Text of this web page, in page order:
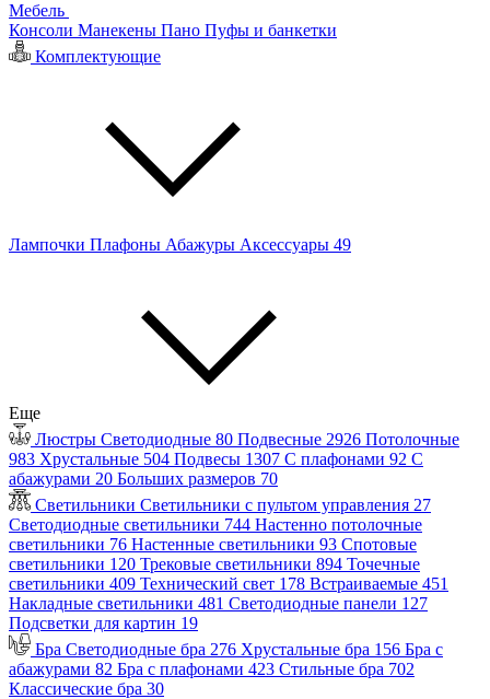
Мебель
Консоли Манекены Пано Пуфы и банкетки
Комплектующие
Лампочки Плафоны Абажуры Аксессуары 49
Еще
Люстры Светодиодные 80 Подвесные 2926 Потолочные
983 Хрустальные 504 Подвесы 1307 С плафонами 92 С
абажурами 20 Больших размеров 70
Светильники Светильники с пультом управления 27
Светодиодные светильники 744 Настенно потолочные
светильники 76 Настенные светильники 93 Спотовые
светильники 120 Трековые светильники 894 Точечные
светильники 409 Технический свет 178 Встраиваемые 451
Накладные светильники 481 Светодиодные панели 127
Подсветки для картин 19
Бра Светодиодные бра 276 Хрустальные бра 156 Бра с
абажурами 82 Бра с плафонами 423 Стильные бра 702
Классические бра 30